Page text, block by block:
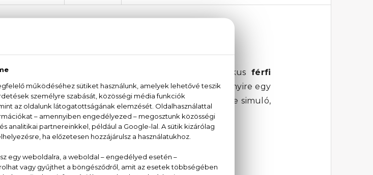
YSL L'Homme Eau De Toilette
mindazt nyújtja, amit egy klasszikus férfi
észrevehető jelenléte. Éppannyira fűszeres, amennyire egy
– megengedi. AL'Hommecitrusos és fás jegyei bőrre simuló,